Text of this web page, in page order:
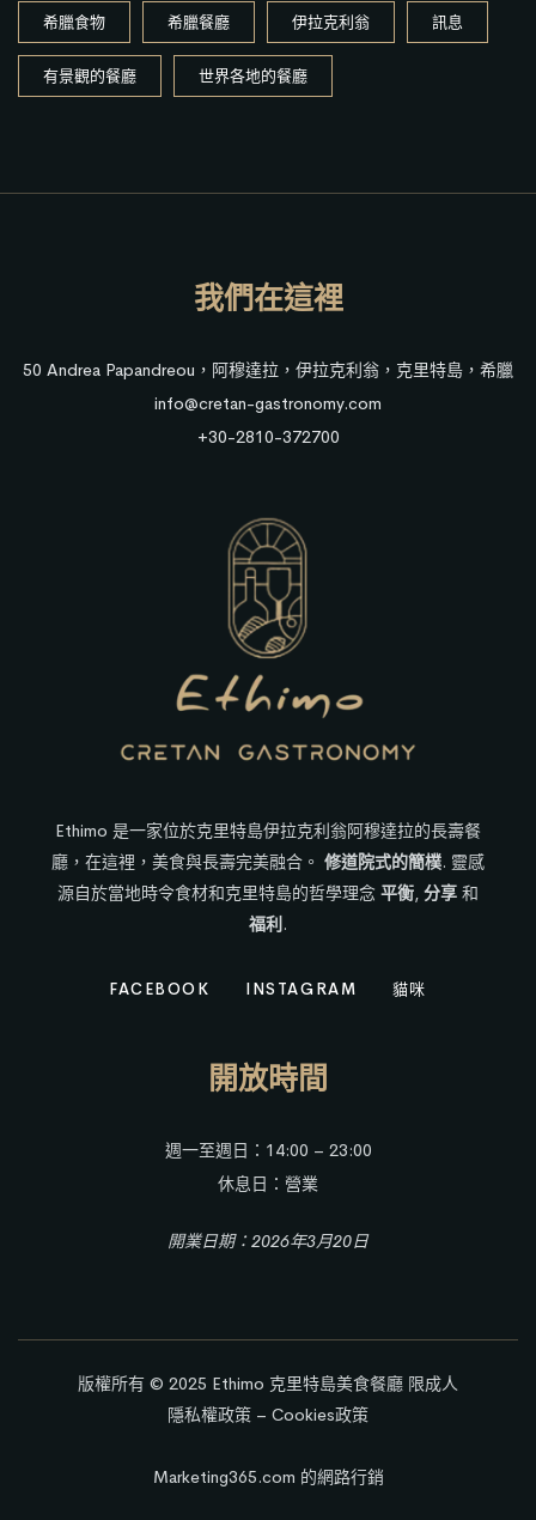
希臘食物 希臘餐廳 伊拉克利翁 訊息
有景觀的餐廳 世界各地的餐廳
我們在這裡
50 Andrea Papandreou，阿穆達拉，伊拉克利翁，克里特島，希臘
info@cretan-gastronomy.com
+30-2810-372700
Ethimo 是一家位於克里特島伊拉克利翁阿穆達拉的長壽餐
廳，在這裡，美食與長壽完美融合。 修道院式的簡樸. 靈感
源自於當地時令食材和克里特島的哲學理念 平衡, 分享 和
福利 .
FACEBOOK INSTAGRAM 貓咪
開放時間
週一至週日：14:00 – 23:00
休息日：營業
開業日期：2026年3月20日
版權所有 © 2025 Ethimo 克里特島美食餐廳 限成人
隱私權政策 – Cookies政策
Marketing365.com 的網路行銷